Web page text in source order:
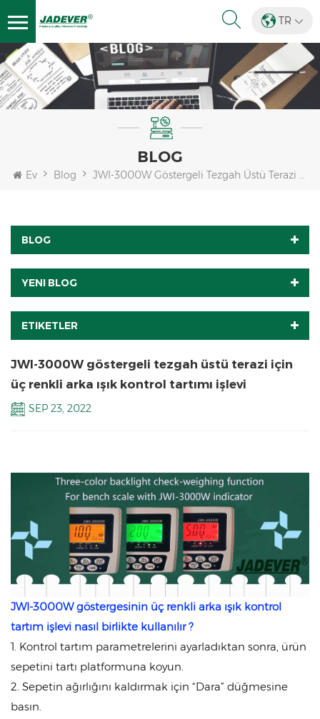
TR
BLOG
Ev Blog JWI-3000W Göstergeli Tezgah Üstü Terazi Için Üç Renkli Arka Işık Kontrol Tartımı Işlevi
BLOG
YENI BLOG
ETIKETLER
JWI-3000W göstergeli tezgah üstü terazi için
üç renkli arka ışık kontrol tartımı işlevi
SEP 23, 2022
JWI-3000Wgöstergesinin üç renkli arka ışık kontrol
tartım işlevi nasıl birlikte kullanılır?
1. Kontrol tartım parametrelerini ayarladıktan sonra, ürün
sepetini tartı platformuna koyun.
2. Sepetin ağırlığını kaldırmak için “Dara” düğmesine
basın.